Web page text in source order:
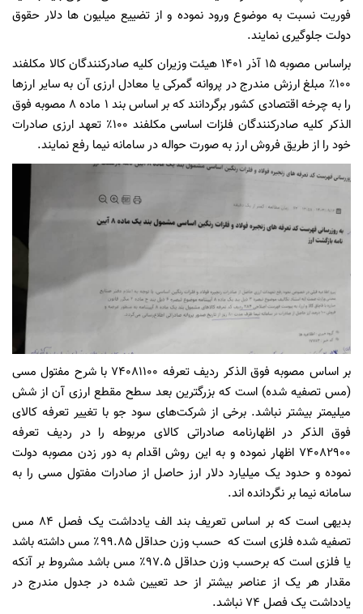
فوریت نسبت به موضوع ورود نموده و از تضییع میلیون ها دلار حقوق
دولت جلوگیری نمایند.
براساس مصوبه 15 آذر 1401 هیئت وزیران کلیه صادرکنندگان کالا مکلفند
۱۰۰٪ مبلغ ارزش مندرج در پروانه گمرکی یا معادل ارزی آن به سایر ارزها
را به چرخه اقتصادی کشور برگردانند که بر اساس بند ۱ ماده ۸ مصوبه فوق
الذکر کلیه صادرکنندگان فلزات اساسی مکلفند ۱۰۰٪ تعهد ارزی صادرات
خود را از طریق فروش ارز به صورت حواله در سامانه نیما رفع نمایند.
بر اساس مصوبه فوق الذکر ردیف تعرفه ۷۴۰۸۱۱۰۰ با شرح مفتول مسی
(مس تصفیه شده) است که بزرگترین بعد سطح مقطع ارزی آن از شش
میلیمتر بیشتر نباشد. برخی از شرکت‌های سود جو با تغییر تعرفه کالای
فوق الذکر در اظهارنامه صادراتی کالای مربوطه را در ردیف تعرفه
۷۴۰۸۲۹۰۰ اظهار نموده و به این روش اقدام به دور زدن مصوبه دولت
نموده و حدود یک میلیارد دلار ارز حاصل از صادرات مفتول مسی را به
سامانه نیما بر نگردانده اند.
بدیهی است که بر اساس تعریف بند الف یادداشت یک فصل ۸۴ مس
تصفیه شده فلزی است که حسب وزن حداقل ۹۹.۸۵٪ مس داشته باشد
یا فلزی است که برحسب وزن حداقل ۹۷.۵٪ مس باشد مشروط بر آنکه
مقدار هر یک از عناصر بیشتر از حد تعیین شده در جدول مندرج در
یادداشت یک فصل ۷۴ نباشد.